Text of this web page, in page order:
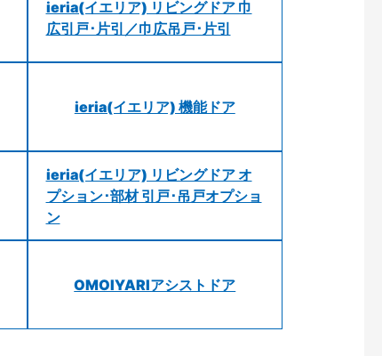
ieria(イエリア) リビングドア 巾
広引戸･片引／巾広吊戸･片引
ieria(イエリア) 機能ドア
ieria(イエリア) リビングドア オ
プション･部材 引戸･吊戸オプショ
ン
OMOIYARIアシストドア